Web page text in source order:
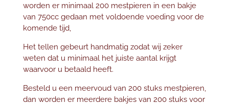
worden er minimaal 200 mestpieren in een bakje
van 750cc gedaan met voldoende voeding voor de
komende tijd,
Het tellen gebeurt handmatig zodat wij zeker
weten dat u minimaal het juiste aantal krijgt
waarvoor u betaald heeft.
Besteld u een meervoud van 200 stuks mestpieren,
dan worden er meerdere bakjes van 200 stuks voor